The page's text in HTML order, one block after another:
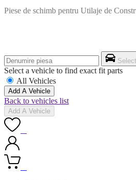
Piese de schimb pentru Utilaje de
Select a vehicle to find exact fit parts
All Vehicles
Add A Vehicle
Back to vehicles list
Add A Vehicle